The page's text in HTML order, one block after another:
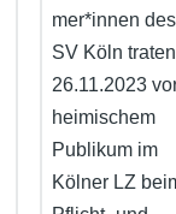
mer*innen
SV Köln
26.11.2023
heimischem
Publikum im
Kölner LZ